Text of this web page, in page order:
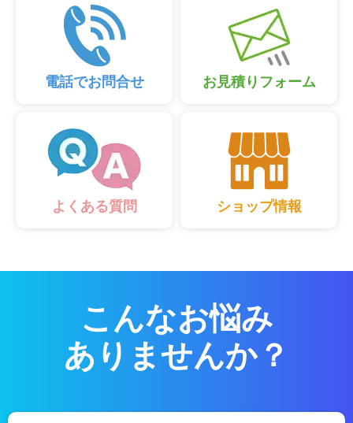
電話でお問合せ お見積りフォーム
よくある質問 ショップ情報
こんなお悩み
ありませんか？